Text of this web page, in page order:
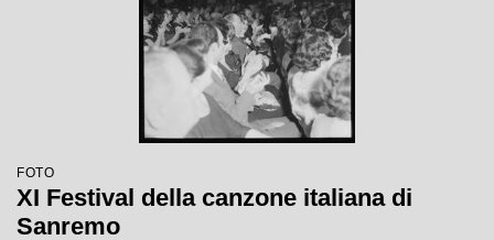
FOTO
XI Festival della canzone italiana di
Sanremo